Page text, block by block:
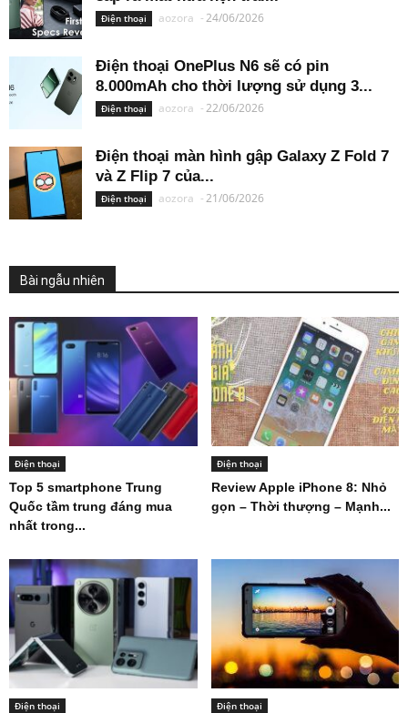
Điện thoại aozora -24/06/2026
Điện thoại OnePlus N6 sẽ có pin
8.000mAh cho thời lượng sử dụng 3...
Điện thoại aozora -22/06/2026
Điện thoại màn hình gập Galaxy Z Fold 7
và Z Flip 7 của...
Điện thoại aozora -21/06/2026
Bài ngẫu nhiên
Điện thoại
Top 5 smartphone Trung
Quốc tầm trung đáng mua
nhất trong...
Điện thoại
Review Apple iPhone 8: Nhỏ
gọn – Thời thượng – Mạnh...
Điện thoại Điện thoại